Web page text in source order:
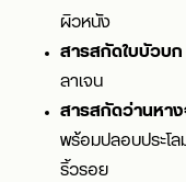
ผิวหนัง
สารสกัดใบบัวบก
ลาเจน
สารสกัดว่านหาง
พร้อมปลอบประโ
ริ้วรอย